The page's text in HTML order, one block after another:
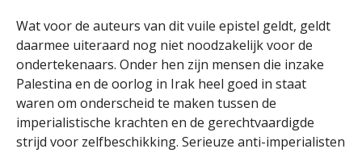
Wat voor de auteurs van dit vuile epistel geldt, geldt
daarmee uiteraard nog niet noodzakelijk voor de
ondertekenaars. Onder hen zijn mensen die inzake
Palestina en de oorlog in Irak heel goed in staat
waren om onderscheid te maken tussen de
imperialistische krachten en de gerechtvaardigde
strijd voor zelfbeschikking. Serieuze anti-imperialisten